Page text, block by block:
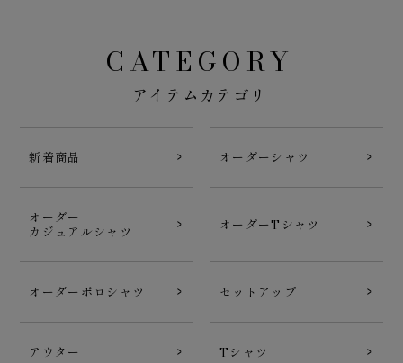
CATEGORY
アイテムカテゴリ
新着商品 オーダーシャツ
オーダー
カジュアルシャツ
オーダーTシャツ
オーダーポロシャツ セットアップ
アウター Tシャツ